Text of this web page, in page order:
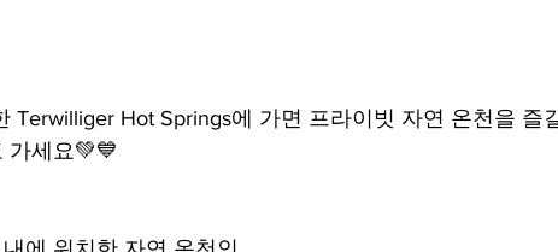
Terwilliger Hot Springs에 가면 프라이빗 자연 온천을 즐
가세요💚💙